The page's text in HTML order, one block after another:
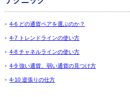
4-6 どの通貨ペアを選ぶのか？
4-7 トレンドラインの使い方
4-8 チャネルラインの使い方
4-9 強い通貨、弱い通貨の見つけ方
4-10 逆張りの仕方